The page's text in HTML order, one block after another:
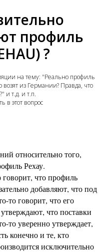
профиль
?
на тему: "Реально профиль
из Германии? Правда, что
и т.д. и т.п.
в этот вопрос
относительно того,
Рехау.
что профиль
добавляют, что под
то говорит, что его
что поставки
то уверенно утверждает,
конечно и те, кто
исключительно